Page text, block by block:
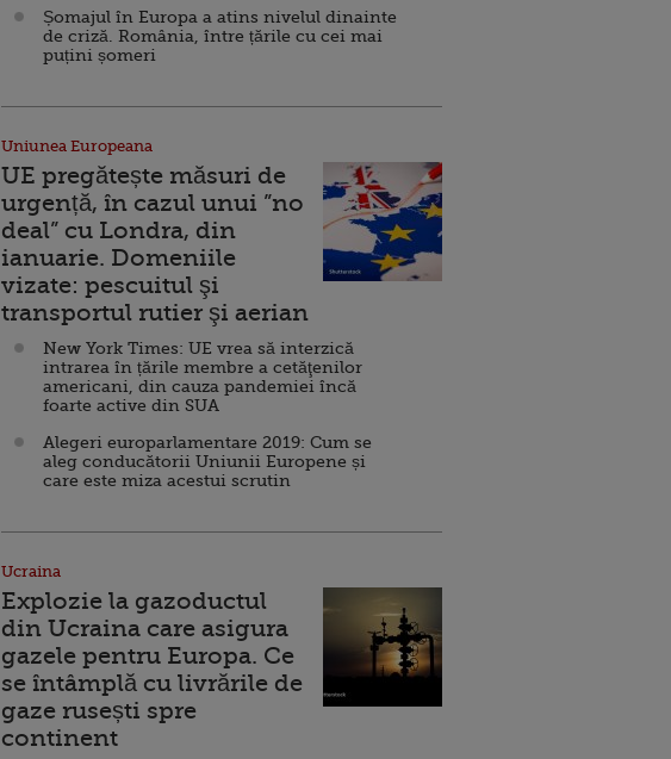
Șomajul în Europa a atins nivelul dinainte
de criză. România, între țările cu cei mai
puțini șomeri
Uniunea Europeana
UE pregătește măsuri de
urgență, în cazul unui ”no
deal” cu Londra, din
ianuarie. Domeniile
vizate: pescuitul şi
transportul rutier şi aerian
New York Times: UE vrea să interzică
intrarea în țările membre a cetăţenilor
americani, din cauza pandemiei încă
foarte active din SUA
Alegeri europarlamentare 2019: Cum se
aleg conducătorii Uniunii Europene și
care este miza acestui scrutin
Ucraina
Explozie la gazoductul
din Ucraina care asigura
gazele pentru Europa. Ce
se întâmplă cu livrările de
gaze rusești spre
continent